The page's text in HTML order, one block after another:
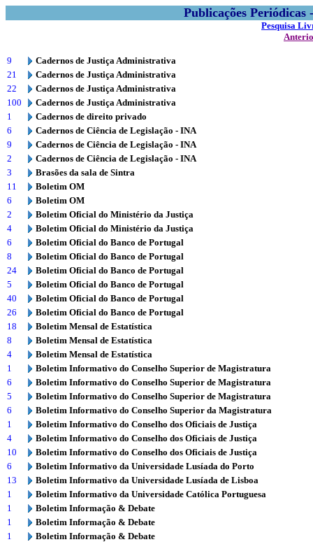
Publicações
Pesquisa
9
Cadernos de Justiça Administrativa
21
Cadernos de Justiça Administrativa
22
Cadernos de Justiça Administrativa
100
Cadernos de Justiça Administrativa
1
Cadernos de direito privado
6
Cadernos de Ciência de Legislação - INA
9
Cadernos de Ciência de Legislação - INA
2
Cadernos de Ciência de Legislação - INA
3
Brasões da sala de Sintra
11
Boletim OM
6
Boletim OM
2
Boletim Oficial do Ministério da Justiça
4
Boletim Oficial do Ministério da Justiça
6
Boletim Oficial do Banco de Portugal
8
Boletim Oficial do Banco de Portugal
24
Boletim Oficial do Banco de Portugal
5
Boletim Oficial do Banco de Portugal
40
Boletim Oficial do Banco de Portugal
26
Boletim Oficial do Banco de Portugal
18
Boletim Mensal de Estatística
8
Boletim Mensal de Estatística
4
Boletim Mensal de Estatística
1
Boletim Informativo do Conselho Superior de Magistratura
6
Boletim Informativo do Conselho Superior de Magistratura
5
Boletim Informativo do Conselho Superior de Magistratura
6
Boletim Informativo do Conselho Superior da Magistratura
1
Boletim Informativo do Conselho dos Oficiais de Justiça
4
Boletim Informativo do Conselho dos Oficiais de Justiça
10
Boletim Informativo do Conselho dos Oficiais de Justiça
6
Boletim Informativo da Universidade Lusíada do Porto
13
Boletim Informativo da Universidade Lusíada de Lisboa
1
Boletim Informativo da Universidade Católica Portuguesa
1
Boletim Informação & Debate
1
Boletim Informação & Debate
1
Boletim Informação & Debate